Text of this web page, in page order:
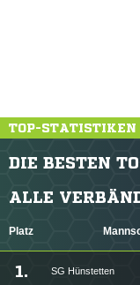
TOP-STATISTIKEN
DIE BESTEN
ALLE
Platz
1. SG Hünstetten